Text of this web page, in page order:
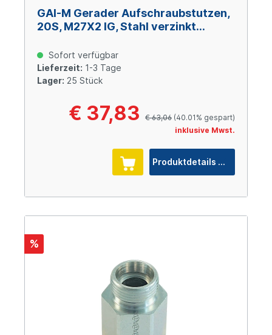
GAI-M Gerader Aufschraubstutzen,
20S, M27X2 IG, Stahl verzinkt
Sofort verfügbar
Lieferzeit: 1-3 Tage
Lager: 25 Stück
€ 37,83 € 63,06 (40.01% gespart)
inklusive Mwst.
Produktdetails
%